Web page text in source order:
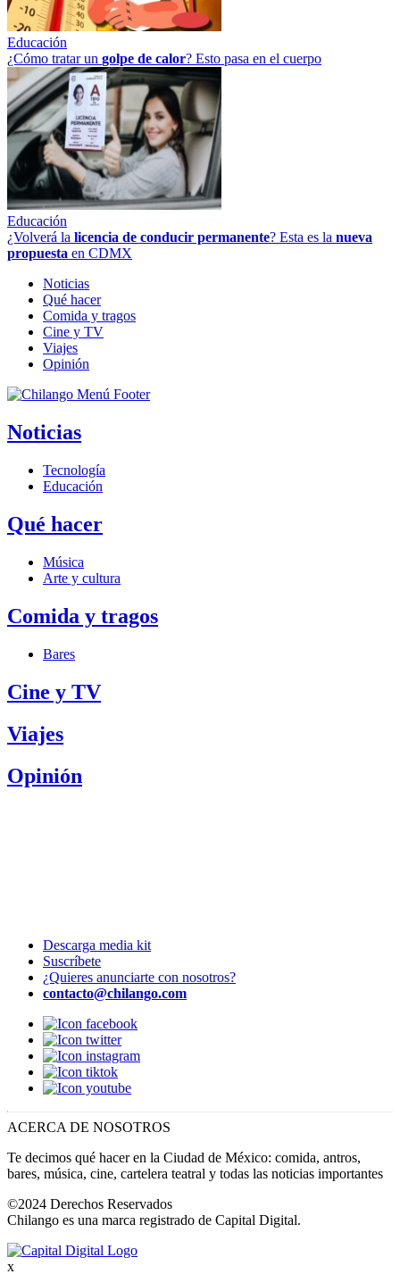
Educación
¿Cómo tratar un golpe de calor? Esto pasa en el cuerpo
Educación
¿Volverá la licencia de conducir permanente? Esta es la nueva
propuesta en CDMX
Noticias
Qué hacer
Comida y tragos
Cine y TV
Viajes
Opinión
Noticias
Tecnología
Educación
Qué hacer
Música
Arte y cultura
Comida y tragos
Bares
Cine y TV
Viajes
Opinión
Descarga media kit
Suscríbete
¿Quieres anunciarte con nosotros?
contacto@chilango.com
ACERCA DE NOSOTROS
Te decimos qué hacer en la Ciudad de México: comida, antros,
bares, música, cine, cartelera teatral y todas las noticias importantes
©2024 Derechos Reservados
Chilango es una marca registrado de Capital Digital.
x